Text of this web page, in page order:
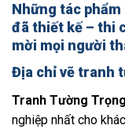
Những tác
đã thiết kế – thi
mời mọi người
Địa chỉ vẽ tranh
Tranh Tường
nghiệp nhất cho